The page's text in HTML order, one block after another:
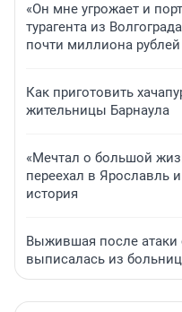
«Он мне угрожает и
турагента из
почти миллиона рублей
Как приготовить
жительницы Барнаула
«Мечтал о большой
переехал в Ярославль
история
Выжившая после атаки
выписалась из